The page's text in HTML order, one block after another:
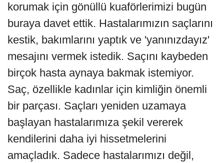
korumak için gönüllü kuaförlerimizi bugün
buraya davet ettik. Hastalarımızın saçlarını
kestik, bakımlarını yaptık ve 'yanınızdayız'
mesajını vermek istedik. Saçını kaybeden
birçok hasta aynaya bakmak istemiyor.
Saç, özellikle kadınlar için kimliğin önemli
bir parçası. Saçları yeniden uzamaya
başlayan hastalarımıza şekil vererek
kendilerini daha iyi hissetmelerini
amaçladık. Sadece hastalarımızı değil,